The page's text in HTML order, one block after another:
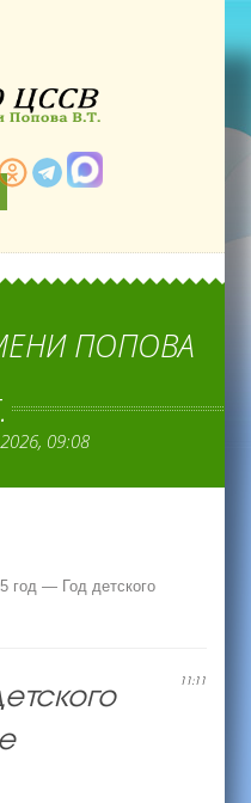
ПОПОВА
09:08
год — Год детского
11:11